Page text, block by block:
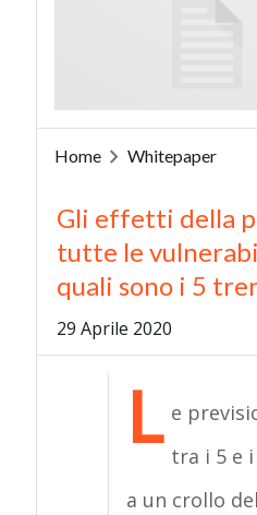
Home Whitepaper
Gli effetti della
tutte le
quali sono i 5
29 Aprile 2020
L e
tra i 5 e
a un crollo